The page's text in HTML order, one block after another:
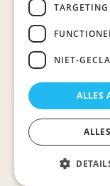
TARGETING
NIET-
ALLES